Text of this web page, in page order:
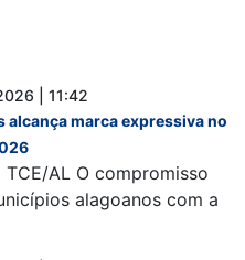
| 11:42
alcança marca expressiva no
TCE/AL O compromisso
alagoanos com a